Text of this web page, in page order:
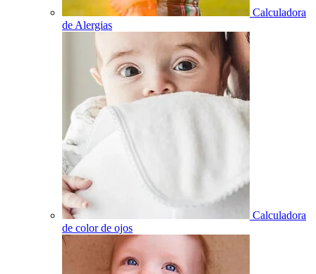
Calculadora
de Alergias
Calculadora
de color de ojos